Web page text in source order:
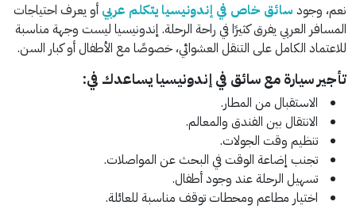
نعم، وجود سائق خاص في إندونيسيا يتكلم عربي أو يعرف احتياجات
المسافر العربي يفرق كثيرًا في راحة الرحلة. إندونيسيا ليست وجهة مناسبة
للاعتماد الكامل على التنقل العشوائي، خصوصًا مع الأطفال أو كبار السن.
تأجير سيارة مع سائق في إندونيسيا يساعدك في:
الاستقبال من المطار.
الانتقال بين الفندق والمعالم.
تنظيم وقت الجولات.
تجنب إضاعة الوقت في البحث عن المواصلات.
تسهيل الرحلة عند وجود أطفال.
اختيار مطاعم ومحطات توقف مناسبة للعائلة.